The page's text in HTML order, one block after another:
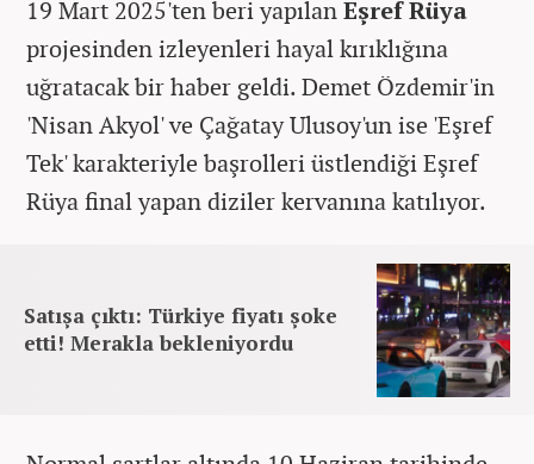
19 Mart 2025'ten beri yapılanEşref Rüya
projesinden izleyenleri hayal kırıklığına
uğratacak bir haber geldi. Demet Özdemir'in
'Nisan Akyol' ve Çağatay Ulusoy'un ise 'Eşref
Tek' karakteriyle başrolleri üstlendiği Eşref
Rüya final yapan diziler kervanına katılıyor.
Satışa çıktı: Türkiye fiyatı şoke
etti! Merakla bekleniyordu